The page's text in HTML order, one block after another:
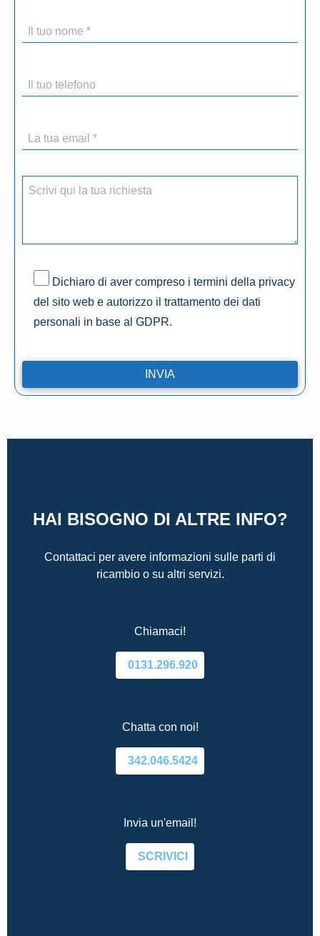
Dichiaro di aver compreso i termini della privacy
del sito web e autorizzo il trattamento dei dati
personali in base al GDPR.
HAI BISOGNO DI ALTRE INFO?
Contattaci per avere informazioni sulle parti di
ricambio o su altri servizi.
Chiamaci!
0131.296.920
Chatta con noi!
342.046.5424
Invia un'email!
SCRIVICI